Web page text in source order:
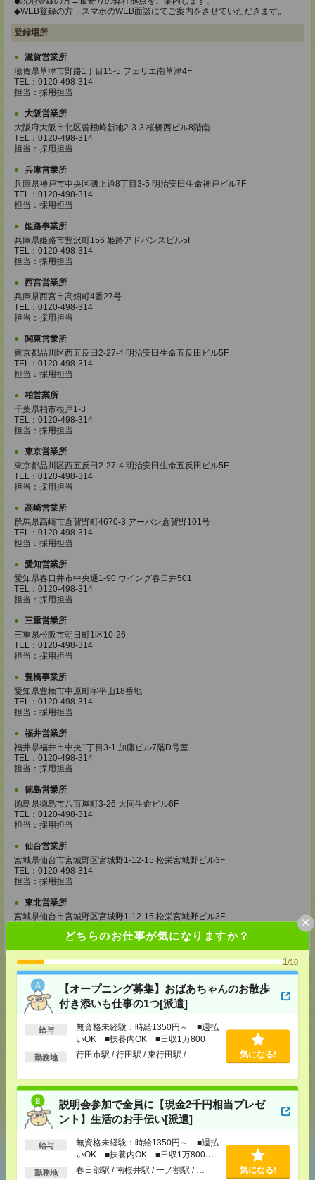
どちらのお仕事が気になりますか？
1/10
【オープニング募集】おばあちゃんのお散歩
付き添いも仕事の1つ[派遣]
給与
無資格未経験：時給1350円～ ■週払
いOK ■扶養内OK ■日収1万800円
以上
勤務地 行田市駅 / 行田駅 / 東行田駅 / … 気になる!
説明会参加で全員に【現金2千円相当プレゼ
ント】生活のお手伝い[派遣]
給与
無資格未経験：時給1350円～ ■週払
いOK ■扶養内OK ■日収1万800円
以上
勤務地 春日部駅 / 南桜井駅 / 一ノ割駅 / … 気になる!
×
◆WEB登録の方→スマホのWEB面談にてご案内をさせていただきます。
登録場所
滋賀営業所
滋賀県草津市野路1丁目15-5 フェリエ南草津4F
TEL：0120-498-314
担当：採用担当
大阪営業所
大阪府大阪市北区曽根崎新地2-3-3 桜橋西ビル8階南
TEL：0120-498-314
担当：採用担当
兵庫営業所
兵庫県神戸市中央区磯上通8丁目3-5 明治安田生命神戸ビル7F
TEL：0120-498-314
担当：採用担当
姫路事業所
兵庫県姫路市豊沢町156 姫路アドバンスビル5F
TEL：0120-498-314
担当：採用担当
西宮営業所
兵庫県西宮市高畑町4番27号
TEL：0120-498-314
担当：採用担当
関東営業所
東京都品川区西五反田2-27-4 明治安田生命五反田ビル5F
TEL：0120-498-314
担当：採用担当
柏営業所
千葉県柏市根戸1-3
TEL：0120-498-314
担当：採用担当
東京営業所
東京都品川区西五反田2-27-4 明治安田生命五反田ビル5F
TEL：0120-498-314
担当：採用担当
高崎営業所
群馬県高崎市倉賀野町4670-3 アーバン倉賀野101号
TEL：0120-498-314
担当：採用担当
愛知営業所
愛知県春日井市中央通1-90 ウイング春日井501
TEL：0120-498-314
担当：採用担当
三重営業所
三重県松阪市朝日町1区10-26
TEL：0120-498-314
担当：採用担当
豊橋事業所
愛知県豊橋市中原町字平山18番地
TEL：0120-498-314
担当：採用担当
福井営業所
福井県福井市中央1丁目3-1 加藤ビル7階D号室
TEL：0120-498-314
担当：採用担当
徳島営業所
徳島県徳島市八百屋町3-26 大同生命ビル6F
TEL：0120-498-314
担当：採用担当
仙台営業所
宮城県仙台市宮城野区宮城野1-12-15 松栄宮城野ビル3F
TEL：0120-498-314
担当：採用担当
東北営業所
宮城県仙台市宮城野区宮城野1-12-15 松栄宮城野ビル3F
担当：採用担当
応募ページへ
シェア ツイート
あなたの閲覧履歴からの